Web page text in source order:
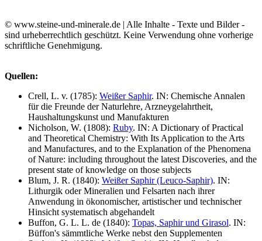
© www.steine-und-minerale.de | Alle Inhalte - Texte und Bilder -
sind urheberrechtlich geschützt. Keine Verwendung ohne vorherige
schriftliche Genehmigung.
Quellen:
Crell, L. v. (1785): Weißer Saphir. IN: Chemische Annalen
für die Freunde der Naturlehre, Arzneygelahrtheit,
Haushaltungskunst und Manufakturen
Nicholson, W. (1808): Ruby. IN: A Dictionary of Practical
and Theoretical Chemistry: With Its Application to the Arts
and Manufactures, and to the Explanation of the Phenomena
of Nature: including throughout the latest Discoveries, and the
present state of knowledge on those subjects
Blum, J. R. (1840): Weißer Saphir (Leuco-Saphir). IN:
Lithurgik oder Mineralien und Felsarten nach ihrer
Anwendung in ökonomischer, artistischer und technischer
Hinsicht systematisch abgehandelt
Buffon, G. L. L. de (1840): Topas, Saphir und Girasol. IN:
Büffon's sämmtliche Werke nebst den Supplementen